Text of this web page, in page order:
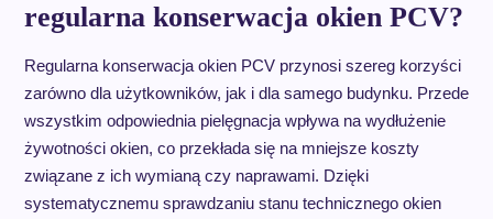
regularna konserwacja okien PCV?
Regularna konserwacja okien PCV przynosi szereg korzyści
zarówno dla użytkowników, jak i dla samego budynku. Przede
wszystkim odpowiednia pielęgnacja wpływa na wydłużenie
żywotności okien, co przekłada się na mniejsze koszty
związane z ich wymianą czy naprawami. Dzięki
systematycznemu sprawdzaniu stanu technicznego okien